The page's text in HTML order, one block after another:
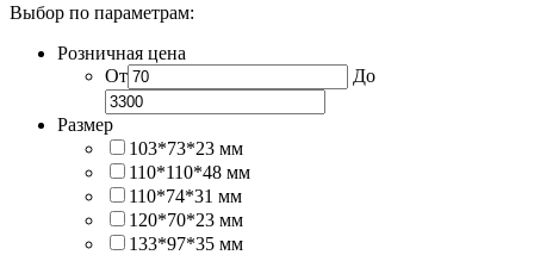
Выбор по параметрам:
Розничная цена
От
До
Размер
103*73*23 мм
110*110*48 мм
110*74*31 мм
120*70*23 мм
133*97*35 мм